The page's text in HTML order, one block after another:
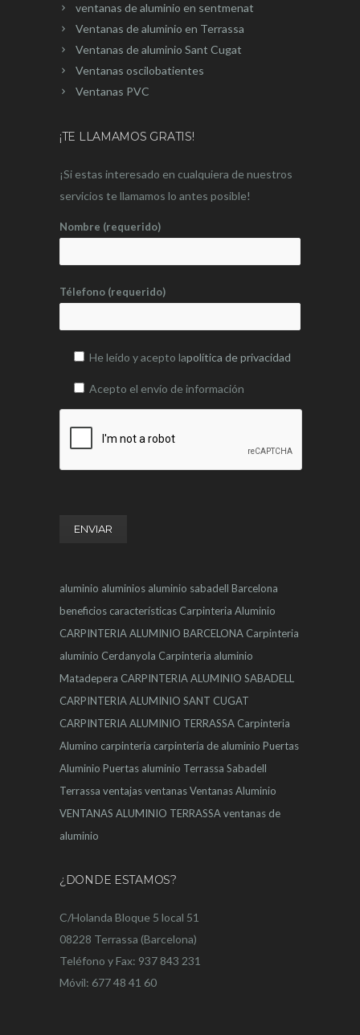
ventanas de aluminio en sentmenat
Ventanas de aluminio en Terrassa
Ventanas de aluminio Sant Cugat
Ventanas oscilobatientes
Ventanas PVC
¡TE LLAMAMOS GRATIS!
¡Si estas interesado en cualquiera de nuestros
servicios te llamamos lo antes posible!
Nombre (requerido)
Télefono (requerido)
He leído y acepto lapolítica de privacidad
Acepto el envío de información
aluminio aluminios aluminio sabadell Barcelona
beneficios características Carpinteria Aluminio
CARPINTERIA ALUMINIO BARCELONA Carpinteria
aluminio Cerdanyola Carpinteria aluminio
Matadepera CARPINTERIA ALUMINIO SABADELL
CARPINTERIA ALUMINIO SANT CUGAT
CARPINTERIA ALUMINIO TERRASSA Carpinteria
Alumino carpintería carpintería de aluminio Puertas
Aluminio Puertas aluminio Terrassa Sabadell
Terrassa ventajasventanasVentanas Aluminio
VENTANAS ALUMINIO TERRASSAventanas de
aluminio
¿DONDE ESTAMOS?
C/Holanda Bloque 5 local 51
08228 Terrassa (Barcelona)
Teléfono y Fax: 937 843 231
Móvil: 677 48 41 60